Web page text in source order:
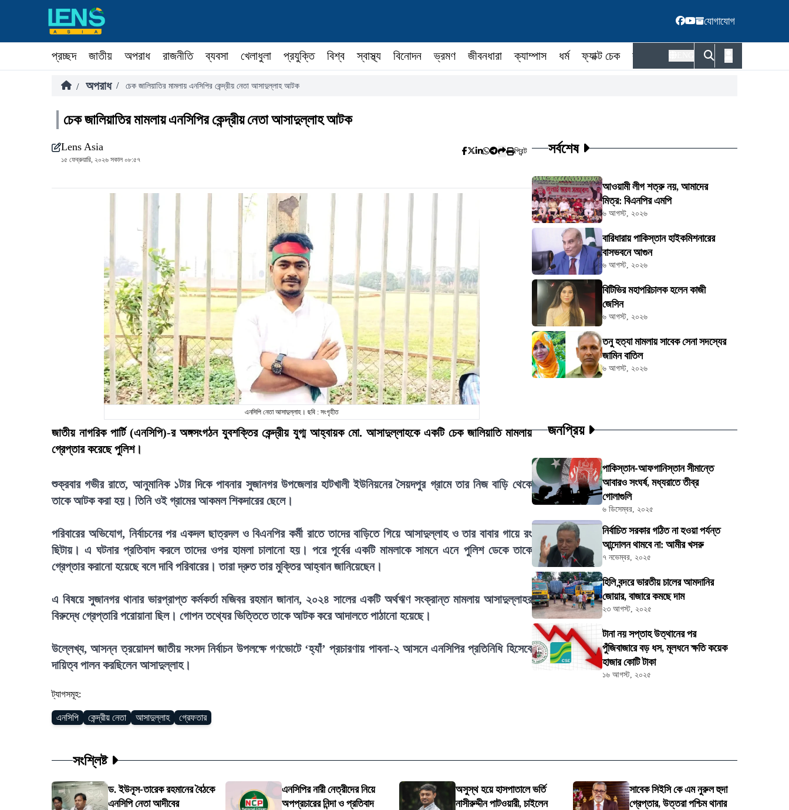
যোগাযোগ
প্রচ্ছদ জাতীয় অপরাধ রাজনীতি ব্যবসা খেলাধুলা প্রযুক্তি বিশ্ব স্বাস্থ্য বিনোদন ভ্রমণ জীবনধারা ক্যাম্পাস ধর্ম ফ্যাক্ট চেক কর্মকর্তা
/ অপরাধ / চেক জালিয়াতির মামলায় এনসিপির কেন্দ্রীয় নেতা আসাদুল্লাহ আটক
চেক জালিয়াতির মামলায় এনসিপির কেন্দ্রীয় নেতা আসাদুল্লাহ আটক
Lens Asia
১৫ ফেব্রুয়ারি, ২০২৬ সকাল ০৮:৫৭
প্রিন্ট
এনসিপি নেতা আসাদুল্লাহ। ছবি : সংগৃহীত
জাতীয় নাগরিক পার্টি (এনসিপি)-র অঙ্গসংগঠন যুবশক্তির কেন্দ্রীয় যুগ্ম আহ্বায়ক মো. আসাদুল্লাহকে একটি চেক জালিয়াতি মামলায়
গ্রেপ্তার করেছে পুলিশ।
শুক্রবার গভীর রাতে, আনুমানিক ১টার দিকে পাবনার সুজানগর উপজেলার হাটখালী ইউনিয়নের সৈয়দপুর গ্রামে তার নিজ বাড়ি থেকে
তাকে আটক করা হয়। তিনি ওই গ্রামের আকমল শিকদারের ছেলে।
পরিবারের অভিযোগ, নির্বাচনের পর একদল ছাত্রদল ও বিএনপির কর্মী রাতে তাদের বাড়িতে গিয়ে আসাদুল্লাহ ও তার বাবার গায়ে রং
ছিটায়। এ ঘটনার প্রতিবাদ করলে তাদের ওপর হামলা চালানো হয়। পরে পূর্বের একটি মামলাকে সামনে এনে পুলিশ ডেকে তাকে
গ্রেপ্তার করানো হয়েছে বলে দাবি পরিবারের। তারা দ্রুত তার মুক্তির আহ্বান জানিয়েছেন।
এ বিষয়ে সুজানগর থানার ভারপ্রাপ্ত কর্মকর্তা মজিবর রহমান জানান, ২০২৪ সালের একটি অর্থঋণ সংক্রান্ত মামলায় আসাদুল্লাহর
বিরুদ্ধে গ্রেপ্তারি পরোয়ানা ছিল। গোপন তথ্যের ভিত্তিতে তাকে আটক করে আদালতে পাঠানো হয়েছে।
উল্লেখ্য, আসন্ন ত্রয়োদশ জাতীয় সংসদ নির্বাচন উপলক্ষে গণভোটে ‘হ্যাঁ’ প্রচারণায় পাবনা-২ আসনে এনসিপির প্রতিনিধি হিসেবে
দায়িত্ব পালন করছিলেন আসাদুল্লাহ।
ট্যাগসমূহ:
এনসিপি কেন্দ্রীয় নেতা আসাদুল্লাহ গ্রেফতার
সর্বশেষ
আওয়ামী লীগ শত্রু নয়, আমাদের
মিত্র: বিএনপির এমপি
৬ আগস্ট, ২০২৬
বারিধারায় পাকিস্তান হাইকমিশনারের
বাসভবনে আগুন
৬ আগস্ট, ২০২৬
বিটিভির মহাপরিচালক হলেন কাজী
জেসিন
৬ আগস্ট, ২০২৬
তনু হত্যা মামলায় সাবেক সেনা সদস্যের
জামিন বাতিল
৬ আগস্ট, ২০২৬
জনপ্রিয়
পাকিস্তান-আফগানিস্তান সীমান্তে
আবারও সংঘর্ষ, মধ্যরাতে তীব্র
গোলাগুলি
৬ ডিসেম্বর, ২০২৫
নির্বাচিত সরকার গঠিত না হওয়া পর্যন্ত
আন্দোলন থামবে না: আমীর খসরু
৭ নভেম্বর, ২০২৫
হিলি বন্দরে ভারতীয় চালের আমদানির
জোয়ার, বাজারে কমছে দাম
২৩ আগস্ট, ২০২৫
টানা নয় সপ্তাহ উত্থানের পর
পুঁজিবাজারে বড় ধস, মূলধনে ক্ষতি কয়েক
হাজার কোটি টাকা
১৬ আগস্ট, ২০২৫
সংশ্লিষ্ট
ড. ইউনূস-তারেক রহমানের বৈঠকে
এনসিপি নেতা আদীবের
এনসিপির নারী নেত্রীদের নিয়ে
অপপ্রচারের নিন্দা ও প্রতিবাদ
অসুস্থ হয়ে হাসপাতালে ভর্তি
নাসীরুদ্দীন পাটওয়ারী, চাইলেন
সাবেক সিইসি কে এম নুরুল হুদা
গ্রেপ্তার, উত্তরা পশ্চিম থানার